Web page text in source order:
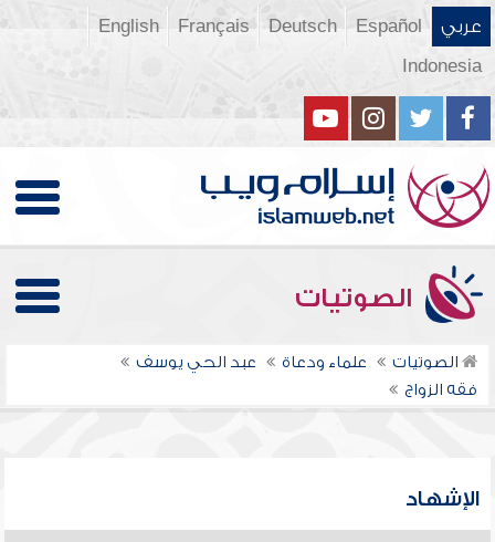
عربي Español
Deutsch
Français
English
Indonesia
الصوتيات
الصوتيات علماء ودعاة
عبد الحي يوسف
فقه الزواج
الإشهاد